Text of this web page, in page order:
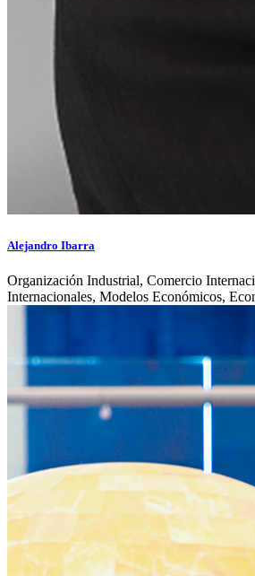
Alejandro Ibarra
Organización Industrial, Comercio
Internacionales, Modelos Económicos,